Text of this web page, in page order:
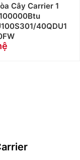
Cây Carrier 1
40QDU1